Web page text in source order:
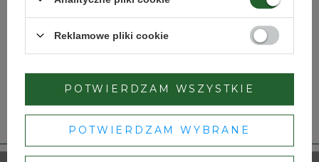
Wina w Galerii Kazimierz. Znamy się już prawie 30 lat -
mamy nadzieję, że nasz nowy sklep stanie się Waszym
ulubionym, podobnie jak działający po sąsiedzku Sklep
Czy masz ukończone 18 lat?
TAK NIE
Dbamy o Twoją prywatność
Reklamowe pliki cookie
POTWIERDZAM WYBRANE
POTWIERDZAM WSZYSTKIE